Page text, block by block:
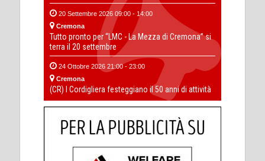
20 Settembre 2026 09:00 - 14:00
Cremona
Tutto pronto per “LMC - La Mezza di Cremona” si
terra il 20 settembre
24 Ottobre 2026 21:00 - 23:00
Cremona
(CR) I Cordigliera festeggiano il 50 anni di attività